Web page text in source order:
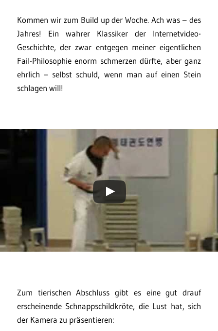
Kommen wir zum Build up der Woche. Ach was – des
Jahres! Ein wahrer Klassiker der Internetvideo-
Geschichte, der zwar entgegen meiner eigentlichen
Fail-Philosophie enorm schmerzen dürfte, aber ganz
ehrlich – selbst schuld, wenn man auf einen Stein
schlagen will!
Zum tierischen Abschluss gibt es eine gut drauf
erscheinende Schnappschildkröte, die Lust hat, sich
der Kamera zu präsentieren: